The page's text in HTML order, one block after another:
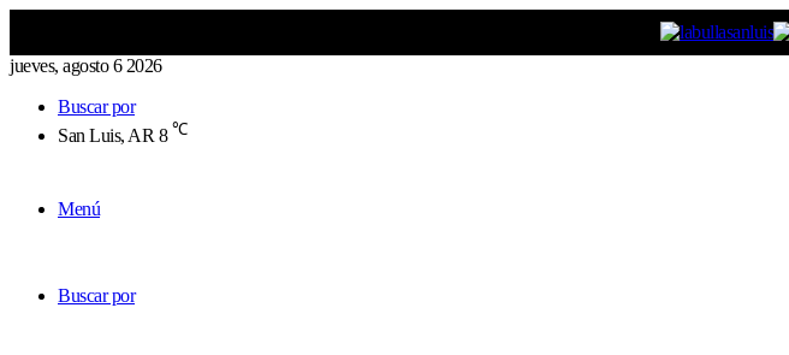
jueves, agosto 6 2026
Buscar por
San Luis, AR 8 ℃
Menú
Buscar por